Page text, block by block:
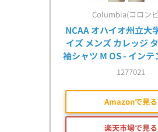
Columbia(コロン
NCAA オハイオ州立大
イズ メンズ カレッジ
袖シャツ M OS - インテ
1277021
Amazonで見る
楽天市場で見る